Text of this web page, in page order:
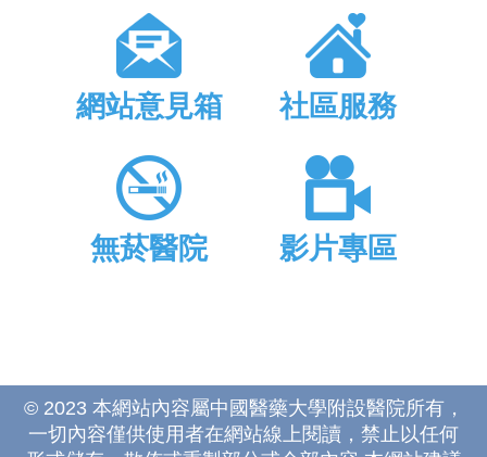
網站意見箱 社區服務
無菸醫院 影片專區
© 2023 本網站內容屬中國醫藥大學附設醫院所有，
一切內容僅供使用者在網站線上閱讀，禁止以任何